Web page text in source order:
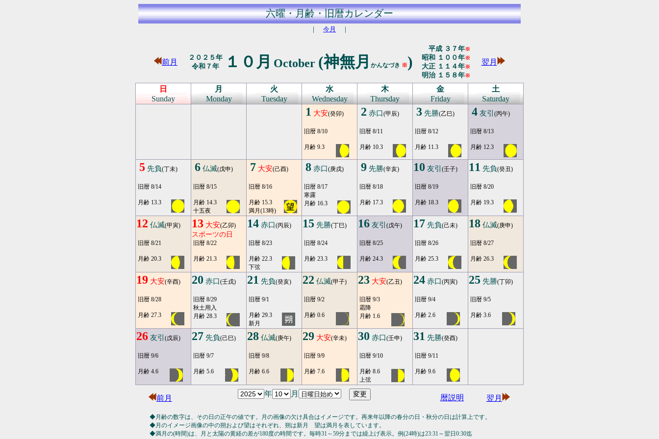
六曜・月齢・旧暦カレンダー
｜ 今月 ｜
前月
２０２５年
令和７年
１０月 October (神無月 かんなづき ※)
平成 ３７年※
昭和 １００年※
大正 １１４年※
明治 １５８年※
翌月
日
Sunday
月
Monday
火
Tuesday
水
Wednesday
木
Thursday
金
Friday
土
Saturday
1 大安(癸卯)
旧暦 8/10
月齢 9.3
2 赤口(甲辰)
旧暦 8/11
月齢 10.3
3 先勝(乙巳)
旧暦 8/12
月齢 11.3
4 友引 (丙午)
旧暦 8/13
月齢 12.3
5 先負(丁未)
旧暦 8/14
月齢 13.3
6 仏滅(戊申)
旧暦 8/15
月齢 14.3
十五夜
7 大安(己酉)
旧暦 8/16
月齢 15.3
満月(13時)
8 赤口(庚戌)
旧暦 8/17
寒露
月齢 16.3
9 先勝(辛亥)
旧暦 8/18
月齢 17.3
10 友引 (壬子)
旧暦 8/19
月齢 18.3
11 先負(癸丑)
旧暦 8/20
月齢 19.3
12 仏滅(甲寅)
旧暦 8/21
月齢 20.3
13 大安(乙卯)
スポーツの日
旧暦 8/22
月齢 21.3
14 赤口(丙辰)
旧暦 8/23
月齢 22.3
下弦
15 先勝(丁巳)
旧暦 8/24
月齢 23.3
16 友引 (戊午)
旧暦 8/25
月齢 24.3
17 先負(己未)
旧暦 8/26
月齢 25.3
18 仏滅(庚申)
旧暦 8/27
月齢 26.3
19 大安(辛酉)
旧暦 8/28
月齢 27.3
20 赤口(壬戌)
旧暦 8/29
秋土用入
月齢 28.3
21 先負(癸亥)
旧暦 9/1
月齢 29.3
新月
22 仏滅(甲子)
旧暦 9/2
月齢 0.6
23 大安(乙丑)
旧暦 9/3
霜降
月齢 1.6
24 赤口(丙寅)
旧暦 9/4
月齢 2.6
25 先勝(丁卯)
旧暦 9/5
月齢 3.6
26 友引 (戊辰)
旧暦 9/6
月齢 4.6
27 先負(己巳)
旧暦 9/7
月齢 5.6
28 仏滅(庚午)
旧暦 9/8
月齢 6.6
29 大安(辛未)
旧暦 9/9
月齢 7.6
30 赤口(壬申)
旧暦 9/10
月齢 8.6
上弦
31 先勝(癸酉)
旧暦 9/11
月齢 9.6
前月
年 月 暦説明 翌月
◆月齢の数字は、その日の正午の値です。月の画像の欠け具合はイメージです。再来年以降の春分の日・秋分の日は計算上です。
◆月のイメージ画像の中の朔および望はそれぞれ、朔は新月 望は満月を表しています。
◆満月の(時間)は、月と太陽の黄経の差が180度の時間です。毎時31～59分までは繰上げ表示。例(24時)は23:31～翌日0:30迄